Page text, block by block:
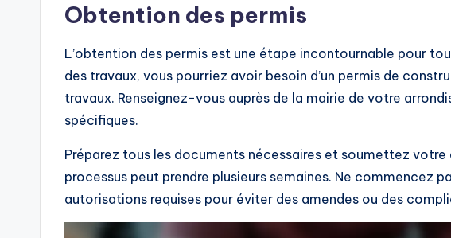
Obtention des permis
L’obtention des permis est une étape incontournable pour
des travaux, vous pourriez avoir besoin d’un permis de
travaux. Renseignez-vous auprès de la mairie de votre
spécifiques.
Préparez tous les documents nécessaires et soumettez
processus peut prendre plusieurs semaines. Ne commencez
autorisations requises pour éviter des amendes ou des